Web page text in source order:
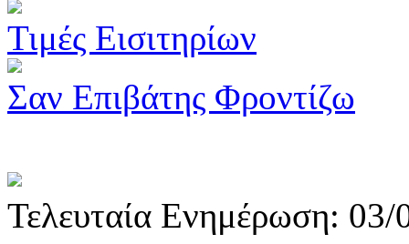
Τιμές Εισιτηρίων
Σαν Επιβάτης Φροντίζω
Τελευταία Ενημέρωση: